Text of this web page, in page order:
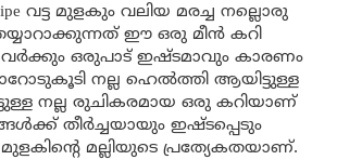
വട്ട മുളകും വലിയ മരച്ച നല്ലൊരു
ഈ ഒരു മീൻ കറി
ഒരുപാട് ഇഷ്ടമാവും കാരണം
നല്ല ഹെൽത്തി ആയിട്ടുള്ള
നല്ല രുചികരമായ ഒരു കറിയാണ്
തീർച്ചയായും ഇഷ്ടപ്പെടും
മല്ലിയുടെ പ്രത്യേകതയാണ്.